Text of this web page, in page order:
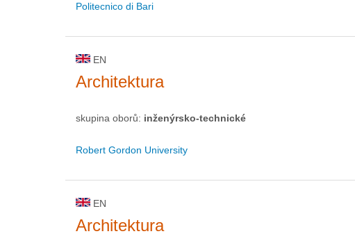
Politecnico di Bari
EN
Architektura
skupina oborů: inženýrsko-technické
Robert Gordon University
EN
Architektura